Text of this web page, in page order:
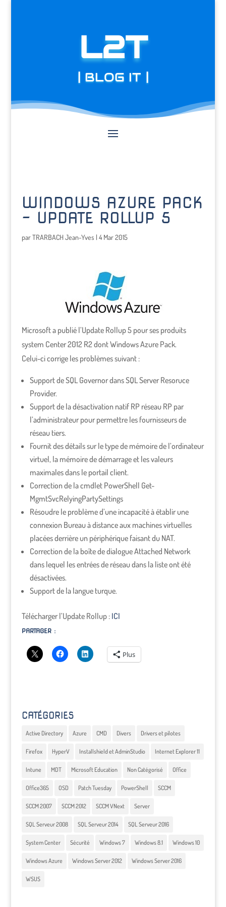
L2T
| BLOG IT |
WINDOWS AZURE PACK
– UPDATE ROLLUP 5
parTRARBACH Jean-Yves | 4 Mar 2015
Microsoft a publié l’Update Rollup 5 pour ses produits
system Center 2012 R2 dont Windows Azure Pack.
Celui-ci corrige les problèmes suivant :
Support de SQL Governor dans SQL Server Resoruce
Provider.
Support de la désactivation natif RP réseau RP par
l’administrateur pour permettre les fournisseurs de
réseau tiers.
Fournit des détails sur le type de mémoire de l’ordinateur
virtuel, la mémoire de démarrage et les valeurs
maximales dans le portail client.
Correction de la cmdlet PowerShell Get-
MgmtSvcRelyingPartySettings
Résoudre le problème d’une incapacité à établir une
connexion Bureau à distance aux machines virtuelles
placées derrière un périphérique faisant du NAT.
Correction de la boîte de dialogue Attached Network
dans lequel les entrées de réseau dans la liste ont été
désactivées.
Support de la langue turque.
Télécharger l’Update Rollup :ICI
PARTAGER :
Plus
CATÉGORIES
Active Directory Azure CMD Divers Drivers et pilotes
Firefox HyperV Installshield et AdminStudio Internet Explorer 11
Intune MDT Microsoft Education Non Catégorisé Office
Office365 OSD Patch Tuesday PowerShell SCCM
SCCM 2007 SCCM 2012 SCCM VNext Server
SQL Serveur 2008 SQL Serveur 2014 SQL Serveur 2016
System Center Sécurité Windows 7 Windows 8.1 Windows 10
Windows Azure Windows Server 2012 Windows Server 2016
WSUS